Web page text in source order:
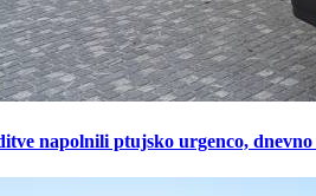
napolnili ptujsko urgenco,